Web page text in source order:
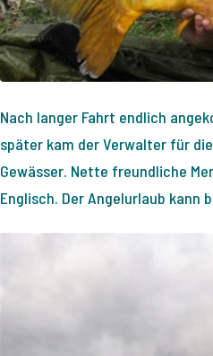
Nach langer Fahrt endlich
später kam der Verwalter für
Gewässer. Nette freundliche
Englisch. Der Angelurlaub kann